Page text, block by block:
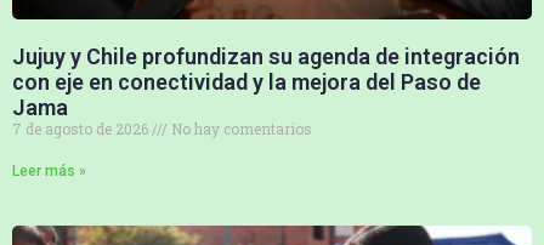
Jujuy y Chile profundizan su agenda de integración
con eje en conectividad y la mejora del Paso de
Jama
7 de agosto de 2026 No hay comentarios
Leer más »